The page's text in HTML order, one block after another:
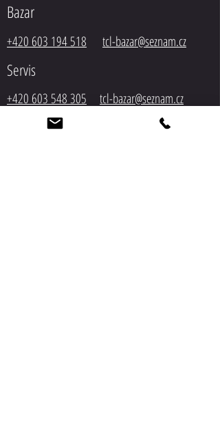
Bazar
+420 603 194 518 tcl-bazar@seznam.cz
Servis
+420 603 548 305 tcl-bazar@seznam.cz
Autodoprava